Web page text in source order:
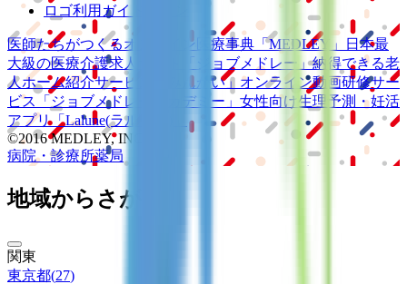
ロゴ利用ガイドライン
医師たちがつくるオンライン医療事典 「MEDLEY」
日本最
大級の医療介護求人サイト 「ジョブメドレー」納得できる老
人ホーム紹介サービス
「みんかい」 オンライン動画研修サー
ビス
「ジョブメドレー アカデミー」 女性向け 生理予測・妊活
アプリ「Lalune(ラルーン)」
©2016 MEDLEY, INC.
病院・診療所薬局
地域からさがす
関東
東京都(27)